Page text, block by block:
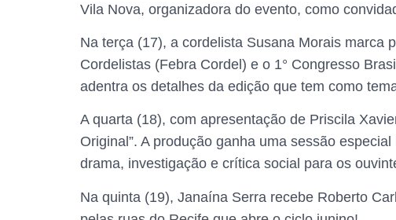
Vila Nova, organizadora do evento, como
Na terça (17), a cordelista Susana Morais marca
Cordelistas (Febra Cordel) e o 1° Congresso
adentra os detalhes da edição que tem como
A quarta (18), com apresentação de Priscila
Original”. A produção ganha uma sessão
drama, investigação e crítica social para os
Na quinta (19), Janaína Serra recebe Roberto